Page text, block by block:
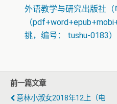
外语教学与研究出版社（
（
挑，编号： tushu-0183）
前一篇文章
意林小淑女2018年12上（电